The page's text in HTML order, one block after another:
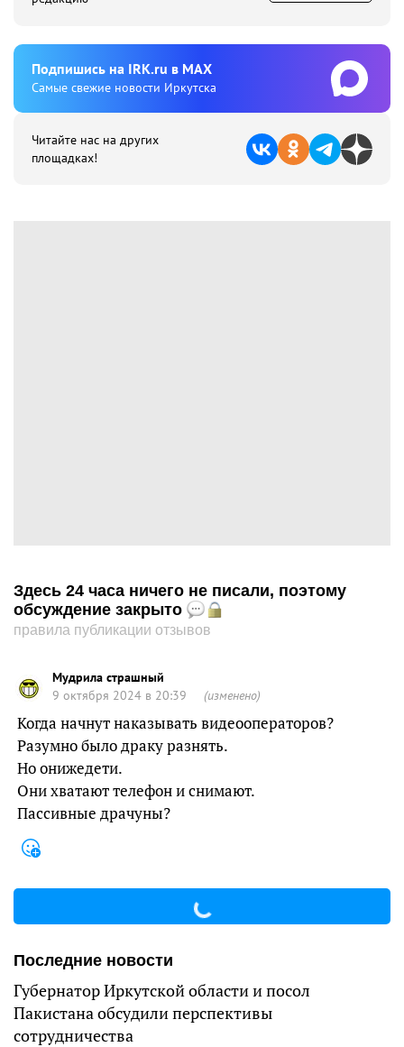
Подпишиcь на IRK.ru в MAX
Cамые свежие новости Иркутска
Читайте нас на других
площадках!
Здесь 24 часа ничего не писали, поэтому
обсуждение закрыто
правила публикации отзывов
Мудрила страшный
9 октября 2024 в 20:39
(изменено)
Когда начнут наказывать видеооператоров?
Разумно было драку разнять.
Но онижедети.
Они хватают телефон и снимают.
Пассивные драчуны?
Последние новости
Губернатор Иркутской области и посол
Пакистана обсудили перспективы
сотрудничества